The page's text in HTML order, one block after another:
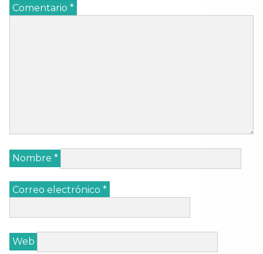
Comentario *
Nombre *
Correo electrónico *
Web